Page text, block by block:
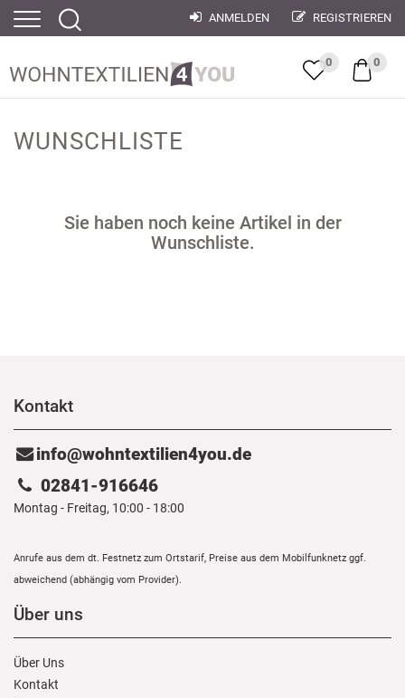
ANMELDEN REGISTRIEREN
0 0
WUNSCHLISTE
Sie haben noch keine Artikel in der
Wunschliste.
Kontakt
info@wohntextilien4you.de
02841-916646
Montag - Freitag, 10:00 - 18:00
Anrufe aus dem dt. Festnetz zum Ortstarif, Preise aus dem Mobilfunknetz ggf.
abweichend (abhängig vom Provider).
Über uns
Über Uns
Kontakt